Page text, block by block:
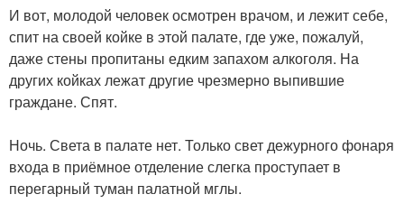
И вот, молодой человек осмотрен врачом, и лежит себе,
спит на своей койке в этой палате, где уже, пожалуй,
даже стены пропитаны едким запахом алкоголя. На
других койках лежат другие чрезмерно выпившие
граждане. Спят.
Ночь. Света в палате нет. Только свет дежурного фонаря
входа в приёмное отделение слегка проступает в
перегарный туман палатной мглы.